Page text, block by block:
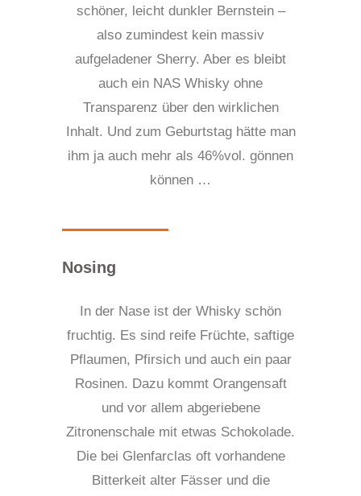
schöner, leicht dunkler Bernstein –
also zumindest kein massiv
aufgeladener Sherry. Aber es bleibt
auch ein NAS Whisky ohne
Transparenz über den wirklichen
Inhalt. Und zum Geburtstag hätte man
ihm ja auch mehr als 46%vol. gönnen
können …
Nosing
In der Nase ist der Whisky schön
fruchtig. Es sind reife Früchte, saftige
Pflaumen, Pfirsich und auch ein paar
Rosinen. Dazu kommt Orangensaft
und vor allem abgeriebene
Zitronenschale mit etwas Schokolade.
Die bei Glenfarclas oft vorhandene
Bitterkeit alter Fässer und die